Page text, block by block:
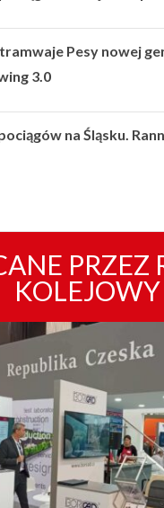
Pesy nowej
3.0
na Śląsku.
PRZEZ
KOLEJOWY